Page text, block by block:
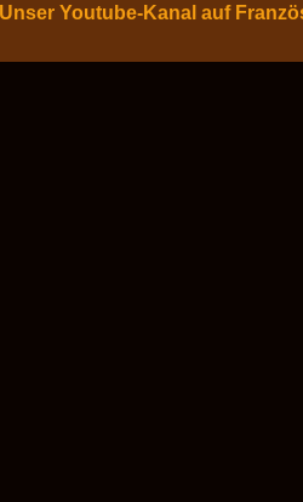
Unser Youtube-Kanal auf